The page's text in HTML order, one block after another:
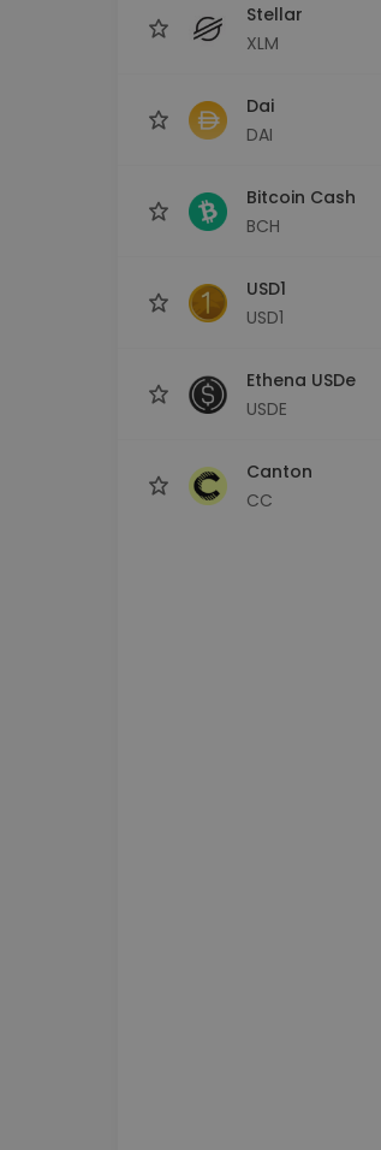
Stellar
XLM
Dai
DAI
Bitcoin Cash
BCH
USD1
USD1
Ethena USDe
USDE
Canton
CC